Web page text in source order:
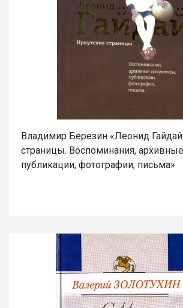
Владимир Березин «Леонид
страницы. Воспоминания,
публикации, фотографии, письма»